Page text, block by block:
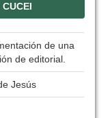
CUCEI
de una
de editorial.
Jesús